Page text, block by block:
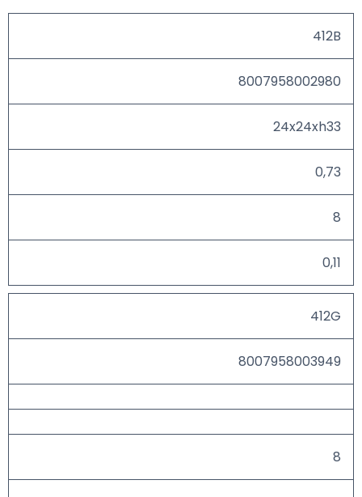
412B
8007958002980
24x24xh33
0,73
8
0,11
412G
8007958003949
8